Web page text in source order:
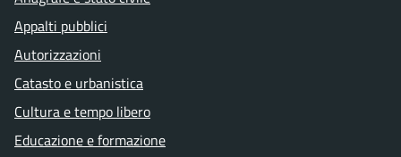
Appalti pubblici
Autorizzazioni
Catasto e urbanistica
Cultura e tempo libero
Educazione e formazione